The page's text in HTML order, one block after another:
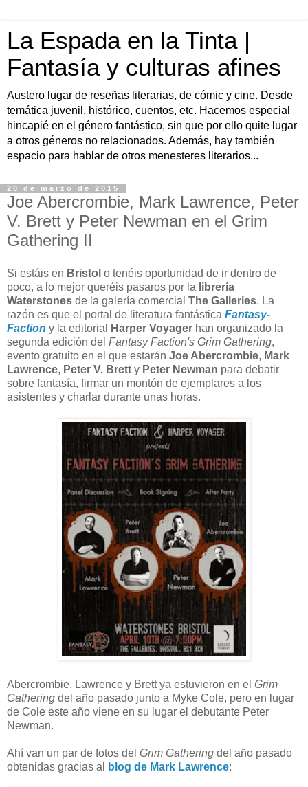
La Espada en la Tinta |
Fantasía y culturas afines
Austero lugar de reseñas literarias, de cómic y cine. Desde
temática juvenil, histórico, cuentos, etc. Hacemos especial
hincapié en el género fantástico, sin que por ello quite lugar
a otros géneros no relacionados. Además, hay también
espacio para hablar de otros menesteres literarios...
20 de marzo de 2015
Joe Abercrombie, Mark Lawrence, Peter
V. Brett y Peter Newman en el Grim
Gathering II
Si estáis en Bristol o tenéis oportunidad de ir dentro de
poco, a lo mejor queréis pasaros por la librería
Waterstones de la galería comercial The Galleries. La
razón es que el portal de literatura fantástica Fantasy-
Faction y la editorial Harper Voyager han organizado la
segunda edición del Fantasy Faction's Grim Gathering,
evento gratuito en el que estarán Joe Abercrombie, Mark
Lawrence, Peter V. Brett y Peter Newman para debatir
sobre fantasía, firmar un montón de ejemplares a los
asistentes y charlar durante unas horas.
Abercrombie, Lawrence y Brett ya estuvieron en el Grim
Gathering del año pasado junto a Myke Cole, pero en lugar
de Cole este año viene en su lugar el debutante Peter
Newman.
Ahí van un par de fotos del Grim Gathering del año pasado
obtenidas gracias al
blog de Mark Lawrence: